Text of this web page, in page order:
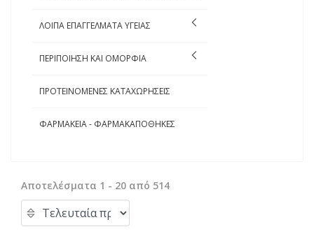
ΛΟΙΠΑ ΕΠΑΓΓΕΛΜΑΤΑ ΥΓΕΙΑΣ
ΠΕΡΙΠΟΙΗΣΗ ΚΑΙ ΟΜΟΡΦΙΑ
ΠΡΟΤΕΙΝΟΜΕΝΕΣ ΚΑΤΑΧΩΡΗΣΕΙΣ
ΦΑΡΜΑΚΕΙΑ - ΦΑΡΜΑΚΑΠΟΘΗΚΕΣ
Αποτελέσματα 1 - 20 από 514